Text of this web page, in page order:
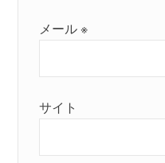
メール※
サイト